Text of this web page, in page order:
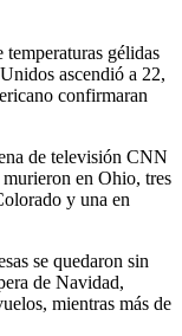
gélidas
ascendió a 22,
confirmaran
de televisión CNN
en Ohio, tres
y una en
se quedaron sin
de Navidad,
mientras más de